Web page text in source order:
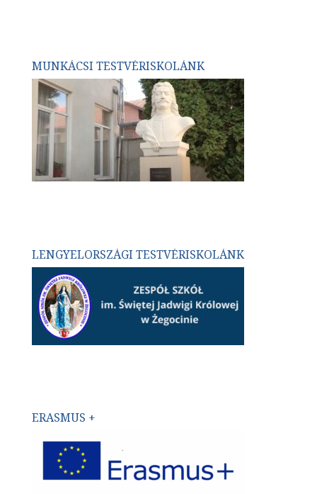
MUNKÁCSI TESTVÉRISKOLÁNK
LENGYELORSZÁGI TESTVÉRISKOLÁNK
ERASMUS +